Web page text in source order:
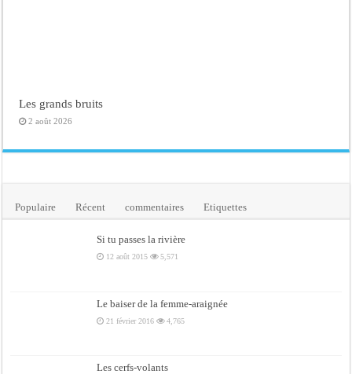
Les grands bruits
2 août 2026
Populaire Récent commentaires Etiquettes
Si tu passes la rivière
12 août 2015 5,571
Le baiser de la femme-araignée
21 février 2016 4,765
Les cerfs-volants